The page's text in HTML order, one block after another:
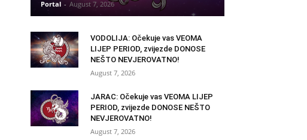
Portal - August 7, 2026
VODOLIJA: Očekuje vas VEOMA
LIJEP PERIOD, zvijezde DONOSE
NEŠTO NEVJEROVATNO!
August 7, 2026
JARAC: Očekuje vas VEOMA LIJEP
PERIOD, zvijezde DONOSE NEŠTO
NEVJEROVATNO!
August 7, 2026